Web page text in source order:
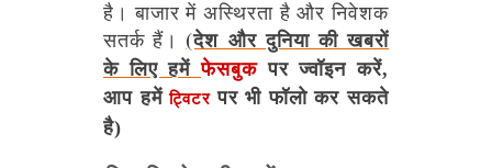
है। बाजार में अस्थिरता है और निवेशक
सतर्क हैं। (देश और दुनिया की खबरों
के लिए हमेंफेसबुकपर ज्वॉइन करें,
आप हमेंट्विटर पर भी फॉलो कर सकते
है)